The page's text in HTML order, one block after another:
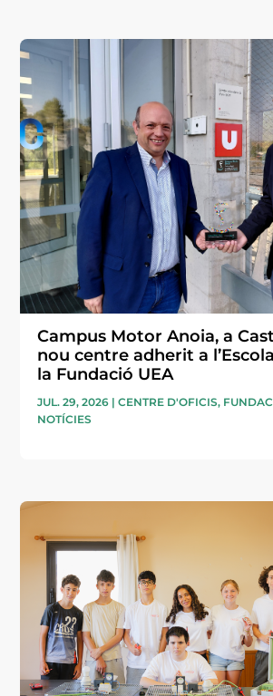
Campus Motor Anoia, a
nou centre adherit a
la Fundació UEA
JUL. 29, 2026 |CENTRE D'OFICIS,
NOTÍCIES